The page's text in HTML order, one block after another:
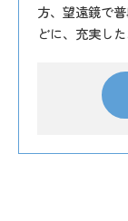
方、望遠鏡で
どに、充実し